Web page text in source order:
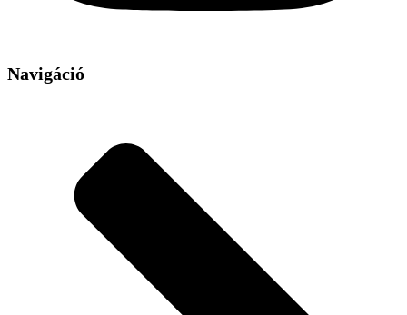
Navigáció